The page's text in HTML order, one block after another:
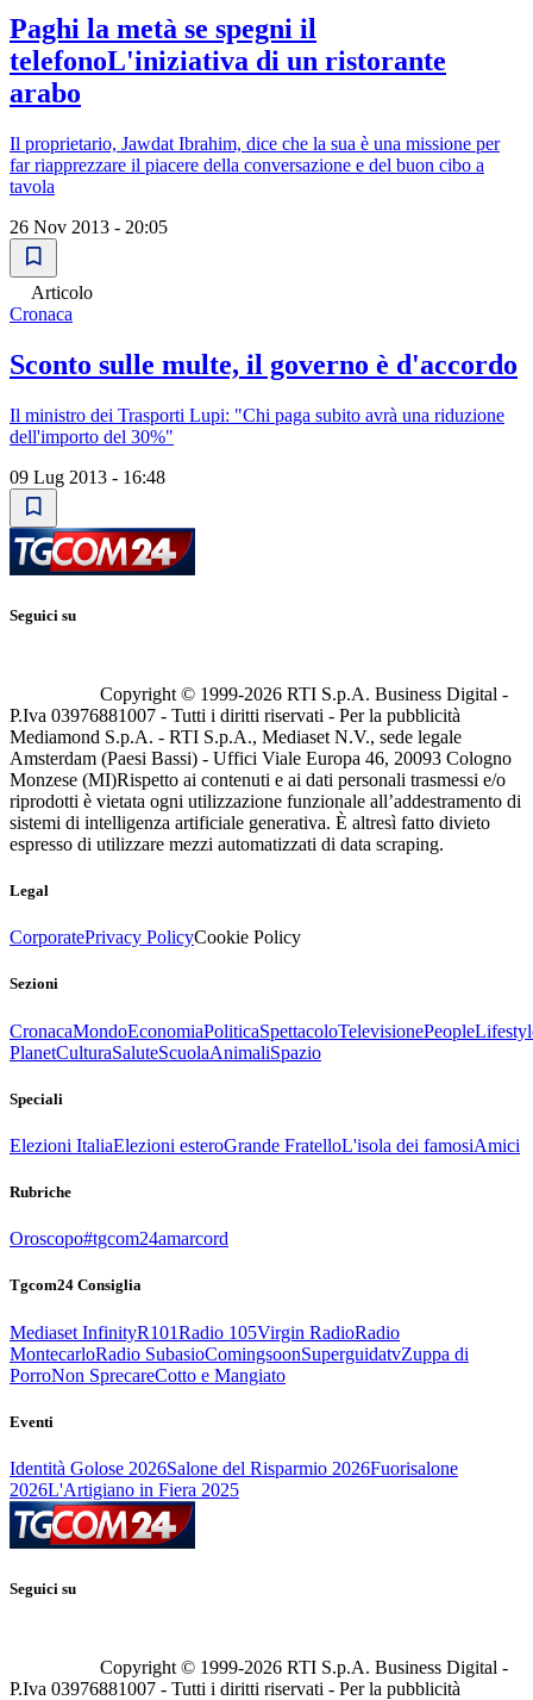
Paghi la metà se spegni il
telefonoL'iniziativa di un ristorante
arabo
Il proprietario, Jawdat Ibrahim, dice che la sua è una missione per
far riapprezzare il piacere della conversazione e del buon cibo a
tavola
26 Nov 2013 - 20:05
Articolo
Cronaca
Sconto sulle multe, il governo è d'accordo
Il ministro dei Trasporti Lupi: "Chi paga subito avrà una riduzione
dell'importo del 30%"
09 Lug 2013 - 16:48
Seguici su
Copyright © 1999-2026 RTI S.p.A. Business Digital -
P.Iva 03976881007 - Tutti i diritti riservati - Per la pubblicità
Mediamond S.p.A. - RTI S.p.A., Mediaset N.V., sede legale
Amsterdam (Paesi Bassi) - Uffici Viale Europa 46, 20093 Cologno
Monzese (MI)Rispetto ai contenuti e ai dati personali trasmessi e/o
riprodotti è vietata ogni utilizzazione funzionale all’addestramento di
sistemi di intelligenza artificiale generativa. È altresì fatto divieto
espresso di utilizzare mezzi automatizzati di data scraping.
Legal
CorporatePrivacy PolicyCookie Policy
Sezioni
CronacaMondoEconomiaPoliticaSpettacoloTelevisionePeople
PlanetCulturaSaluteScuolaAnimaliSpazio
Speciali
Elezioni ItaliaElezioni esteroGrande FratelloL'isola dei famosiAmici
Rubriche
Oroscopo#tgcom24amarcord
Tgcom24 Consiglia
Mediaset InfinityR101Radio 105Virgin RadioRadio
MontecarloRadio SubasioComingsoonSuperguidatvZuppa di
PorroNon SprecareCotto e Mangiato
Eventi
Identità Golose 2026Salone del Risparmio 2026Fuorisalone
2026L'Artigiano in Fiera 2025
Seguici su
Copyright © 1999-2026 RTI S.p.A. Business Digital -
P.Iva 03976881007 - Tutti i diritti riservati - Per la pubblicità